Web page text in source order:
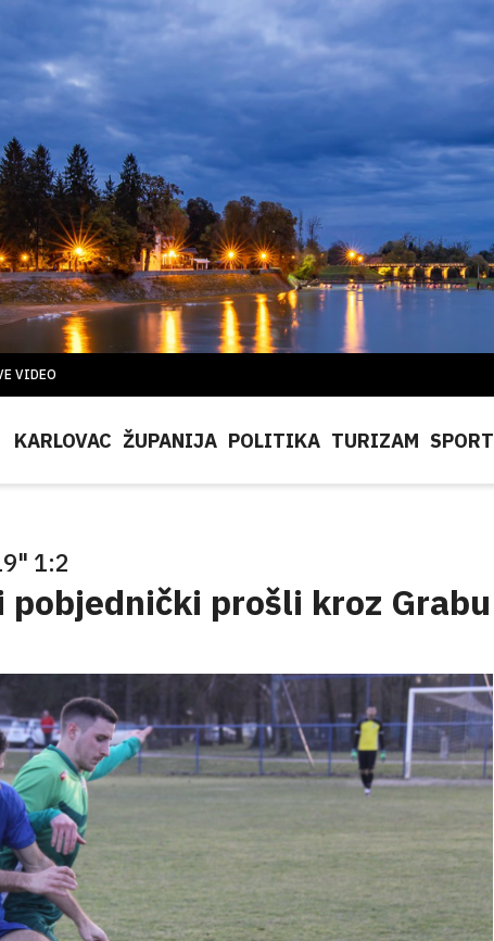
VIDEO
KARLOVAC ŽUPANIJA POLITIKA TURIZAM SPORT
1:2
prošli kroz Grabu